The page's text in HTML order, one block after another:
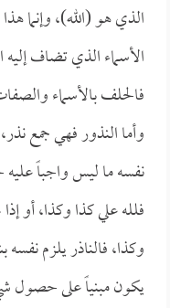
الذي هو (الله)، وإنما
الأسماء الذي تضاف إليه
فالحلف بالأسماء
وأما النذور فهي جمع
نفسه ما ليس واجباً
فلله علي كذا وكذا، أو
وكذا، فالناذر يلزم
يكون مبنياً على حصول